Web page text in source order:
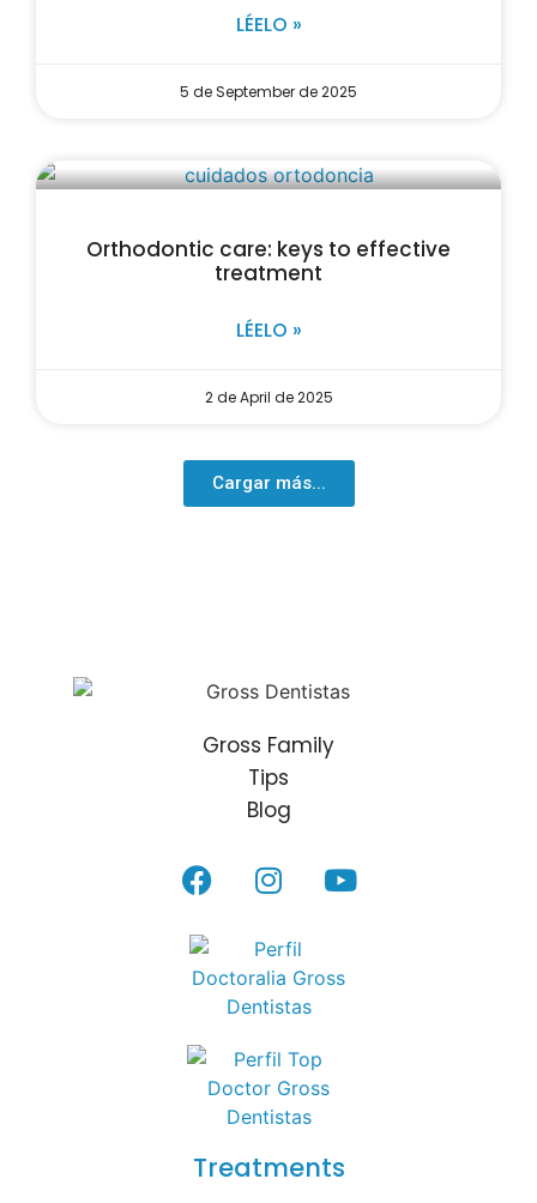
LÉELO »
5 de September de 2025
Orthodontic care: keys to effective
treatment
LÉELO »
2 de April de 2025
Cargar más...
Gross Family
Tips
Blog
Treatments